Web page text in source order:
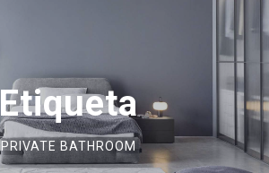
Etiqueta
PRIVATE BATHROOM